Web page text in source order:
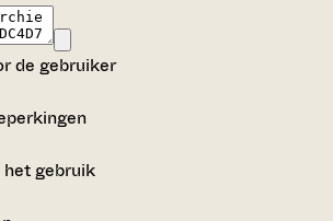
de gebruiker
het gebruik